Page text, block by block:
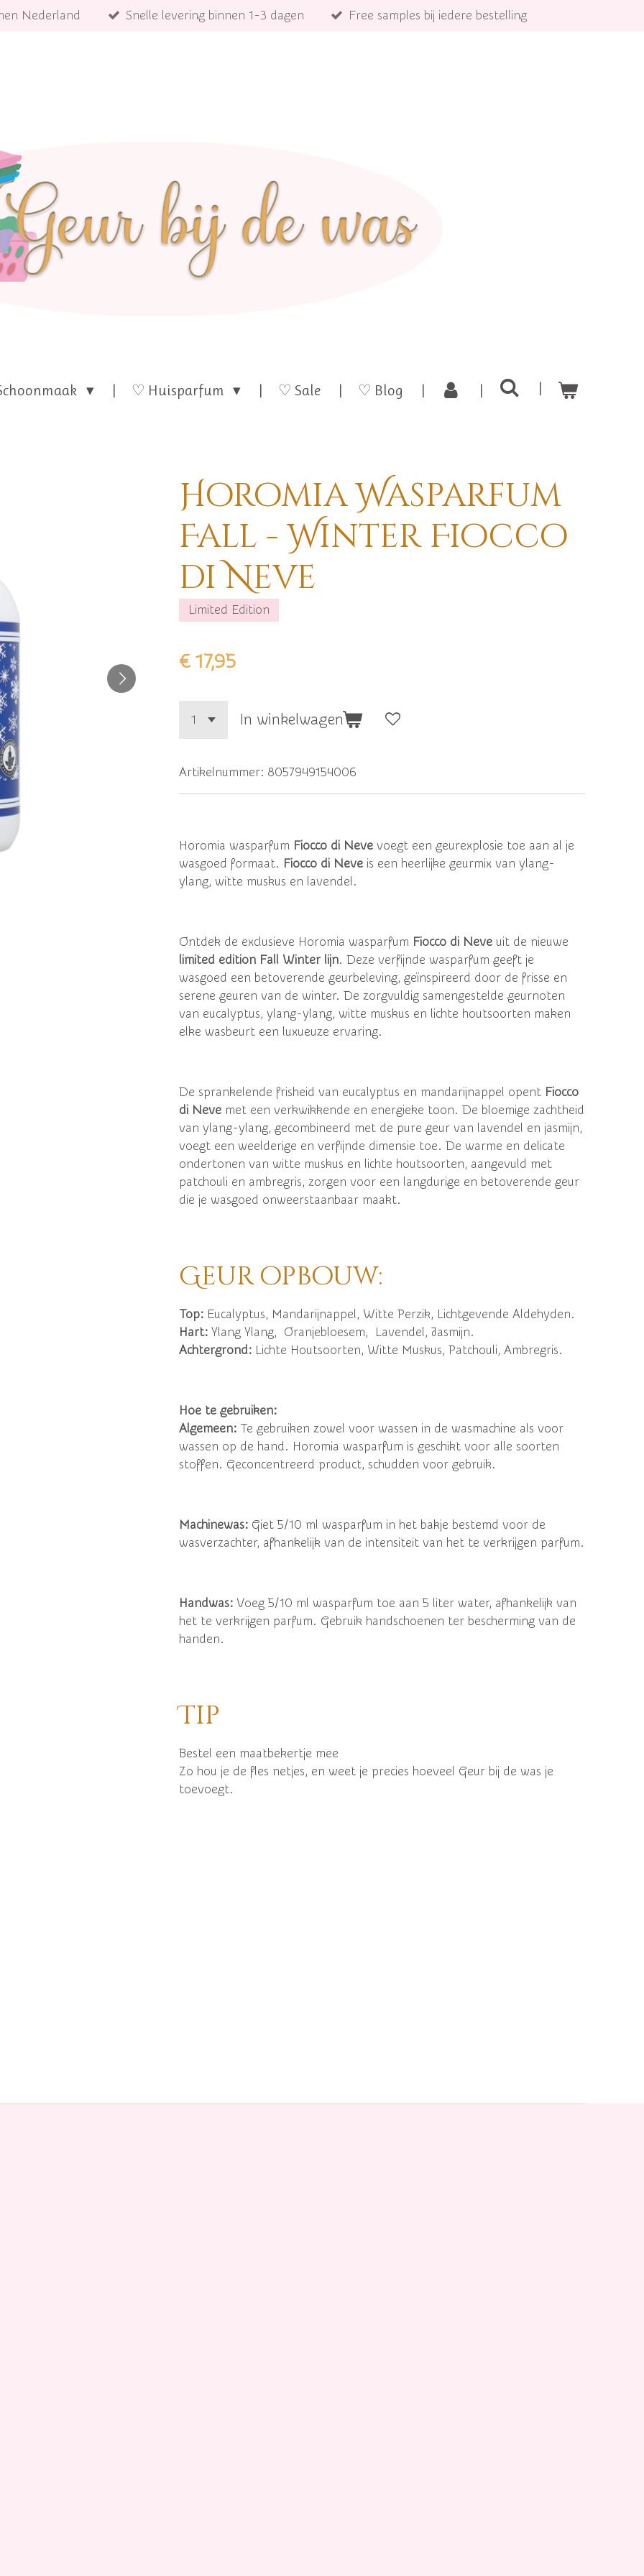
Nederland Snelle levering binnen 1-3 dagen Free samples bij iedere bestelling
♡ Huisparfum ♡ Sale ♡ Blog
Horomia Wasparfum
Fall - Winter Fiocco
di Neve
Limited Edition
€ 17,95
In winkelwagen
Artikelnummer: 8057949154006
Horomia wasparfum Fiocco di Neve voegt een geurexplosie toe aan al je
wasgoed formaat. Fiocco di Neve is een heerlijke geurmix van ylang-
ylang, witte muskus en lavendel.
Ontdek de exclusieve Horomia wasparfum Fiocco di Neve uit de nieuwe
limited edition Fall Winter lijn. Deze verfijnde wasparfum geeft je
wasgoed een betoverende geurbeleving, geïnspireerd door de frisse en
serene geuren van de winter. De zorgvuldig samengestelde geurnoten
van eucalyptus, ylang-ylang, witte muskus en lichte houtsoorten maken
elke wasbeurt een luxueuze ervaring.
De sprankelende frisheid van eucalyptus en mandarijnappel opent Fiocco
di Neve met een verkwikkende en energieke toon. De bloemige zachtheid
van ylang-ylang, gecombineerd met de pure geur van lavendel en jasmijn,
voegt een weelderige en verfijnde dimensie toe. De warme en delicate
ondertonen van witte muskus en lichte houtsoorten, aangevuld met
patchouli en ambregris, zorgen voor een langdurige en betoverende geur
die je wasgoed onweerstaanbaar maakt.
Geur opbouw:
Top: Eucalyptus, Mandarijnappel, Witte Perzik, Lichtgevende Aldehyden.
Hart: Ylang Ylang, Oranjebloesem,
Lavendel, Jasmijn.
Achtergrond: Lichte Houtsoorten, Witte Muskus, Patchouli, Ambregris.
Hoe te gebruiken:
Algemeen: Te gebruiken zowel voor wassen in de wasmachine als voor
wassen op de hand. Horomia wasparfum is geschikt voor alle soorten
stoffen. Geconcentreerd product, schudden voor gebruik.
Machinewas: Giet 5/10 ml wasparfum in het bakje bestemd voor de
wasverzachter, afhankelijk van de intensiteit van het te verkrijgen parfum.
Handwas: Voeg 5/10 ml wasparfum toe aan 5 liter water, afhankelijk van
het te verkrijgen parfum. Gebruik handschoenen ter bescherming van de
handen.
Tip
Bestel een maatbekertje mee
Zo hou je de fles netjes, en weet je precies hoeveel Geur bij de was je
toevoegt.